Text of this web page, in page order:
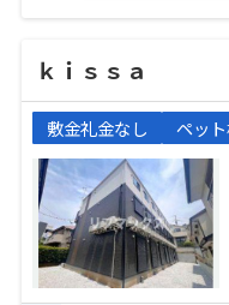
ｋｉｓｓａ
敷金礼金なし ペッ